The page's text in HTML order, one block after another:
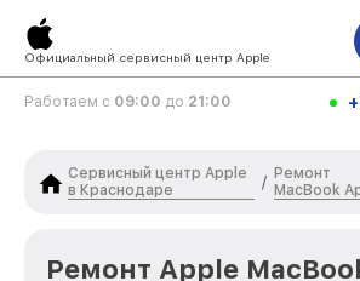
Официальный сервисный центр Apple
Работаем с 09:00 до 21:00
Сервисный центр Apple
в Краснодаре
/
Ремонт
MacBook
Ремонт Apple